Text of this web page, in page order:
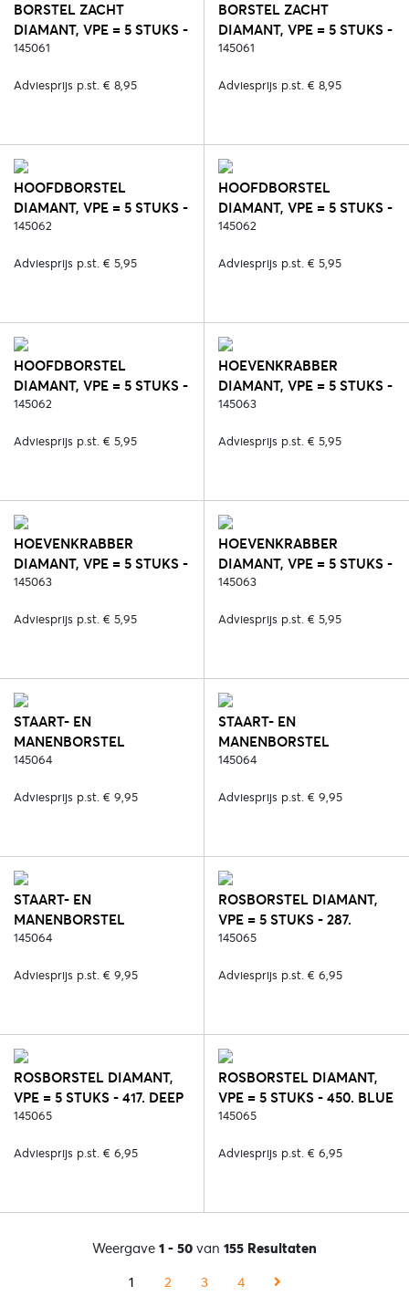
BORSTEL ZACHT
DIAMANT, VPE = 5 STUKS -
417. DEEP RUBY
145061
Adviesprijs p.st. € 8,95
BORSTEL ZACHT
DIAMANT, VPE = 5 STUKS -
450. BLUE REEF
145061
Adviesprijs p.st. € 8,95
HOOFDBORSTEL
DIAMANT, VPE = 5 STUKS -
287. ZWART/ROSE
145062
Adviesprijs p.st. € 5,95
HOOFDBORSTEL
DIAMANT, VPE = 5 STUKS -
417. DEEP RUBY
145062
Adviesprijs p.st. € 5,95
HOOFDBORSTEL
DIAMANT, VPE = 5 STUKS -
450. BLUE REEF
145062
Adviesprijs p.st. € 5,95
HOEVENKRABBER
DIAMANT, VPE = 5 STUKS -
287. ZWART/ROSE
145063
Adviesprijs p.st. € 5,95
HOEVENKRABBER
DIAMANT, VPE = 5 STUKS -
417. DEEP RUBY
145063
Adviesprijs p.st. € 5,95
HOEVENKRABBER
DIAMANT, VPE = 5 STUKS -
450. BLUE REEF
145063
Adviesprijs p.st. € 5,95
STAART- EN
MANENBORSTEL
DIAMANT, VPE = 5 STUKS -
145064
Adviesprijs p.st. € 9,95
STAART- EN
MANENBORSTEL
DIAMANT, VPE = 5 STUKS -
145064
Adviesprijs p.st. € 9,95
STAART- EN
MANENBORSTEL
DIAMANT, VPE = 5 STUKS -
145064
Adviesprijs p.st. € 9,95
ROSBORSTEL DIAMANT,
VPE = 5 STUKS - 287.
ZWART/ROSE
145065
Adviesprijs p.st. € 6,95
ROSBORSTEL DIAMANT,
VPE = 5 STUKS - 417. DEEP
RUBY
145065
Adviesprijs p.st. € 6,95
ROSBORSTEL DIAMANT,
VPE = 5 STUKS - 450. BLUE
REEF
145065
Adviesprijs p.st. € 6,95
Weergave 1 - 50 van 155 Resultaten
1
2 3 4